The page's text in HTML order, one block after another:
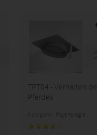
TPT04 - Verhalten
Pferdes
Psychologie